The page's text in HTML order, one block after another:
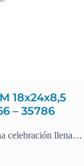
18x24x8,5
– 35786
celebración llena…